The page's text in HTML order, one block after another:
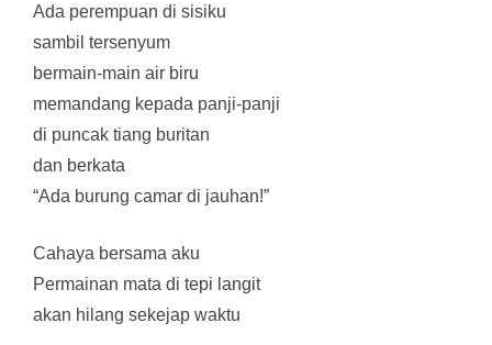
Ada perempuan di sisiku
sambil tersenyum
bermain-main air biru
memandang kepada panji-panji
di puncak tiang buritan
dan berkata
“Ada burung camar di jauhan!”
Cahaya bersama aku
Permainan mata di tepi langit
akan hilang sekejap waktu